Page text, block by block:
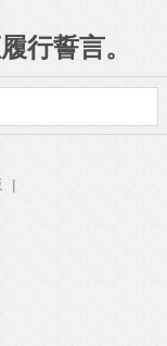
行誓言。